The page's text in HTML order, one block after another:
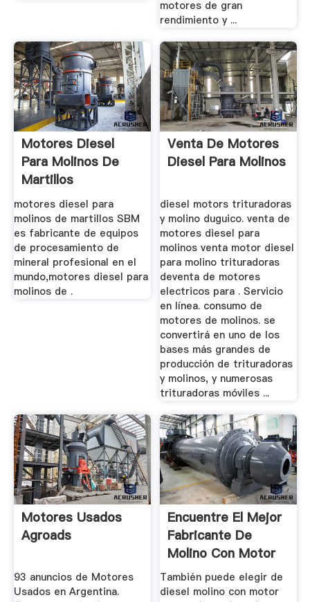
motores de gran
rendimiento y ...
Motores Diesel
Para Molinos De
Martillos
motores diesel para
molinos de martillos SBM
es fabricante de equipos
de procesamiento de
mineral profesional en el
mundo,motores diesel para
molinos de .
Venta De Motores
Diesel Para Molinos
diesel motors trituradoras
y molino duguico. venta de
motores diesel para
molinos venta motor diesel
para molino trituradoras
deventa de motores
electricos para . Servicio
en línea. consumo de
motores de molinos. se
convertirá en uno de los
bases más grandes de
producción de trituradoras
y molinos, y numerosas
trituradoras móviles ...
Motores Usados
Agroads
93 anuncios de Motores
Usados en Argentina.
Encuentre El Mejor
Fabricante De
Molino Con Motor
Para ...
También puede elegir de
diesel molino con motor